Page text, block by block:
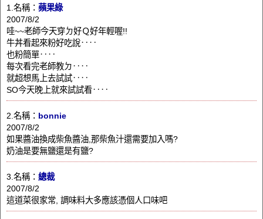
1.名稱： 蘋果綠
2007/8/2
哇~~老師今天穿ㄉ好Ｑ好年輕喔!!
牛丼看起來粉好吃說‥‥
也粉簡單‥‥
每次看完老師教ㄉ‥‥
就超想馬上去試試‥‥
SO今天晚上就來試試看‥‥
2.名稱： bonnie
2007/8/2
如果醬油換成柴魚醬油,那柴魚汁還需要加入嗎?
奶油是要無鹽還是有鹽?
3.名稱： 總裁
2007/8/2
這道菜很家常, 調味料大多應該憑個人口味吧